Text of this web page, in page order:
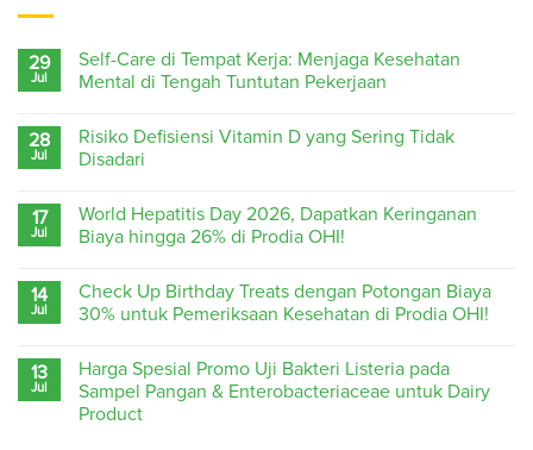
29
Jul
Self-Care di Tempat Kerja: Menjaga Kesehatan
Mental di Tengah Tuntutan Pekerjaan
28
Jul
Risiko Defisiensi Vitamin D yang Sering Tidak
Disadari
17
Jul
World Hepatitis Day 2026, Dapatkan Keringanan
Biaya hingga 26% di Prodia OHI!
14
Jul
Check Up Birthday Treats dengan Potongan Biaya
30% untuk Pemeriksaan Kesehatan di Prodia OHI!
13
Jul
Harga Spesial Promo Uji Bakteri Listeria pada
Sampel Pangan & Enterobacteriaceae untuk Dairy
Product